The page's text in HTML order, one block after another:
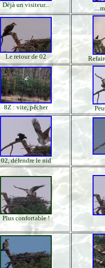
Déjà un visiteur... ...
Le retour de 02
8Z : vite, pêcher
02, défendre le nid
Plus confortable !